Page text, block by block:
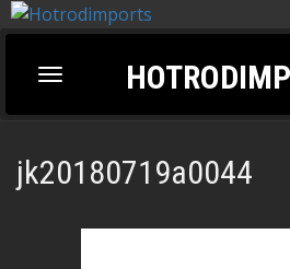
Toggle
navigation
jk20180719a0044